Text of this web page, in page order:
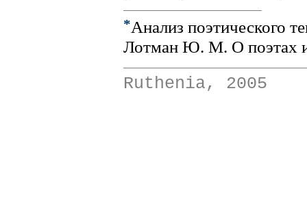
*Анализ поэтического
Лотман Ю. М. О поэтах
Ruthenia, 2005